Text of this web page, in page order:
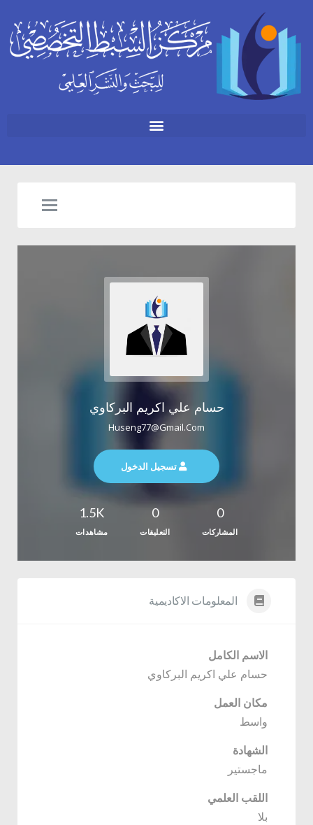
حسام علي اكريم البركاوي
Huseng77@gmail.com
تسجيل الدخول
0
المشاركات
0
التعليقات
1.5K
مشاهدات
المعلومات الاكاديمية
الاسم الكامل
حسام علي اكريم البركاوي
مكان العمل
واسط
الشهادة
ماجستير
اللقب العلمي
بلا